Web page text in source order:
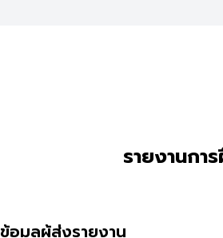
รายงานกา
ข้อมูลผู้ส่งรายงาน